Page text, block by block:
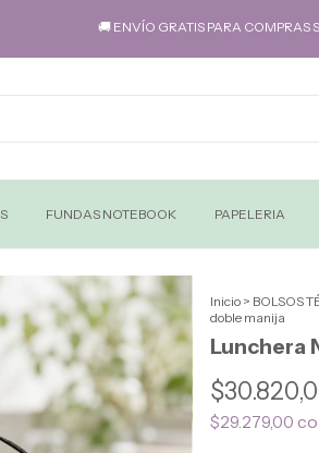
🚚 ENVÍO GRATIS PARA COMPRAS
FUNDAS NOTEBOOK PAPELERIA
Inicio > BOLSOS
doble manija
Lunchera
$29.279,00